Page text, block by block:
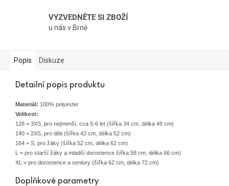
VYZVEDNĚTE SI ZBOŽÍ
u nás v Brně
Popis Diskuze
Detailní popis produktu
Materiál: 100% polyester
Velikost:
128 = 3XS, pro nejmenší, cca 5-6 let (šířka 34 cm, délka 49 cm)
140 = 2XS, pro děti (šířka 42 cm, délka 52 cm)
164 = S, pro žáky (šířka 52 cm, délka 62 cm)
L = pro starší žáky a mladší dorostence šířka 58 cm, délka 66 cm)
XL = pro dorostence a seniory (šířka 62 cm, délka 72 cm)
Doplňkové parametry